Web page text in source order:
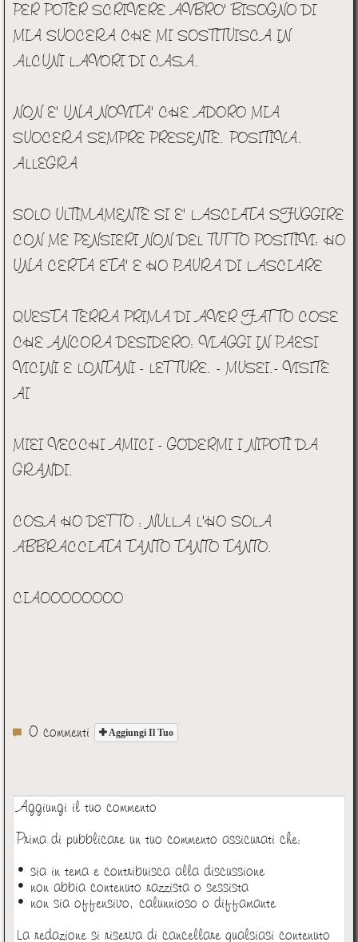
PER POTER SCRIVERE AVBRO' BISOGNO DI
MIA SUOCERA CHE MI SOSTITUISCA IN
ALCUNI LAVORI DI CASA.
NON E' UNA NOVITA' CHE ADORO MIA
SUOCERA SEMPRE PRESENTE. POSITIVA.
ALLEGRA
SOLO ULTIMAMENTE SI E' LASCIATA SFUGGIRE
CON ME PENSIERI NON DEL TUTTO POSITIVI: HO
UNA CERTA ETA' E HO PAURA DI LASCIARE
QUESTA TERRA PRIMA DI AVER FATTO COSE
CHE ANCORA DESIDERO: VIAGGI IN PAESI
VICINI E LONTANI - LETTURE. - MUSEI.- VISITE
AI
MIEI VECCHI AMICI - GODERMI I NIPOTI DA
GRANDI.
COSA HO DETTO : NULLA L'HO SOLA
ABBRACCIATA TANTO TANTO TANTO.
CIAOOOOOOOO
0 commenti Aggiungi Il Tuo
Aggiungi il tuo commento
Prima di pubblicare un tuo commento assicurati che:
• sia in tema e contribuisca alla discussione
• non abbia contenuto razzista o sessista
• non sia offensivo, calunnioso o diffamante
La redazione si riserva di cancellare qualsiasi contenuto